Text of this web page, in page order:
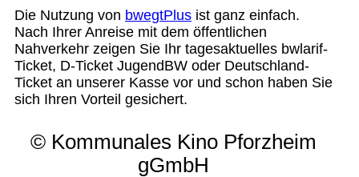
Die Nutzung von bwegtPlus ist ganz einfach.
Nach Ihrer Anreise mit dem öffentlichen
Nahverkehr zeigen Sie Ihr tagesaktuelles bwlarif-
Ticket, D-Ticket JugendBW oder Deutschland-
Ticket an unserer Kasse vor und schon haben Sie
sich Ihren Vorteil gesichert.
© Kommunales Kino Pforzheim
gGmbH